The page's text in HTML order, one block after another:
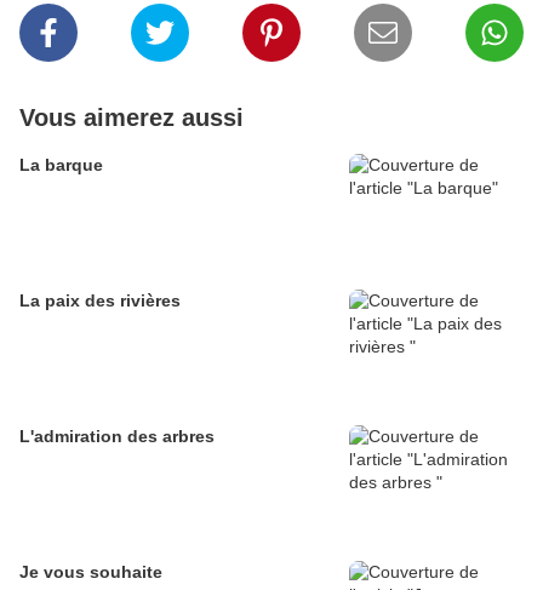
Vous aimerez aussi
La barque
La paix des rivières
L'admiration des arbres
Je vous souhaite